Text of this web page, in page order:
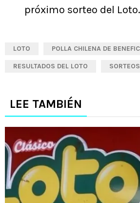
próximo sorteo del Loto.
LOTO POLLA CHILENA DE
RESULTADOS DEL LOTO SORTEOS
LEE TAMBIÉN